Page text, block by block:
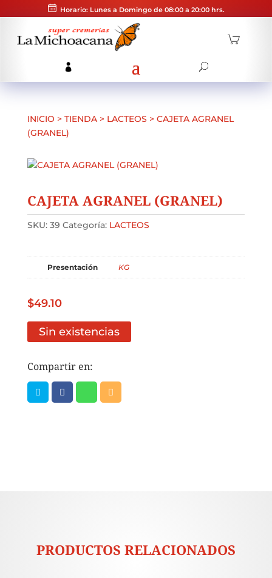
Horario: Lunes a Domingo de 08:00 a 20:00 hrs.
INICIO > TIENDA> LACTEOS > CAJETA AGRANEL
(GRANEL)
CAJETA AGRANEL (GRANEL)
SKU: 39 Categoría: LACTEOS
Presentación KG
$49.10
Sin existencias
Compartir en:
PRODUCTOS RELACIONADOS